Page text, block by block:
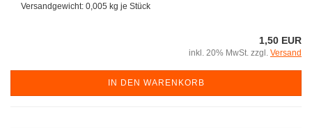
Versandgewicht: 0,005 kg je Stück
1,50 EUR
inkl. 20% MwSt. zzgl. Versand
IN DEN WARENKORB